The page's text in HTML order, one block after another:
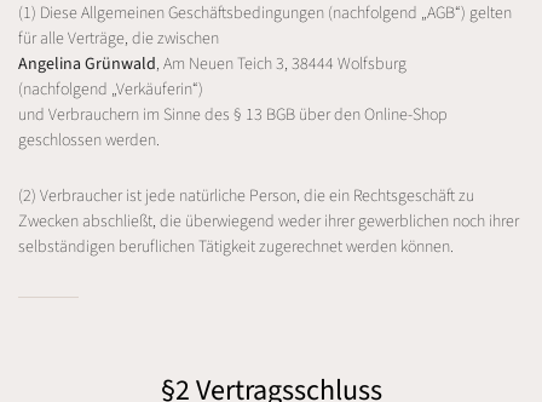
(1) Diese Allgemeinen Geschäftsbedingungen (nachfolgend „AGB“) gelten
für alle Verträge, die zwischen
Angelina Grünwald, Am Neuen Teich 3, 38444 Wolfsburg
(nachfolgend „Verkäuferin“)
und Verbrauchern im Sinne des § 13 BGB über den Online-Shop
geschlossen werden.
(2) Verbraucher ist jede natürliche Person, die ein Rechtsgeschäft zu
Zwecken abschließt, die überwiegend weder ihrer gewerblichen noch ihrer
selbständigen beruflichen Tätigkeit zugerechnet werden können.
§2 Vertragsschluss